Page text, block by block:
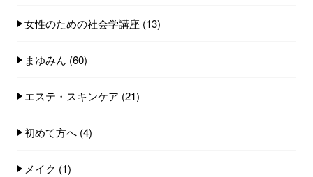
女性のための社会学講座 (13)
まゆみん (60)
エステ・スキンケア (21)
初めて方へ (4)
メイク (1)